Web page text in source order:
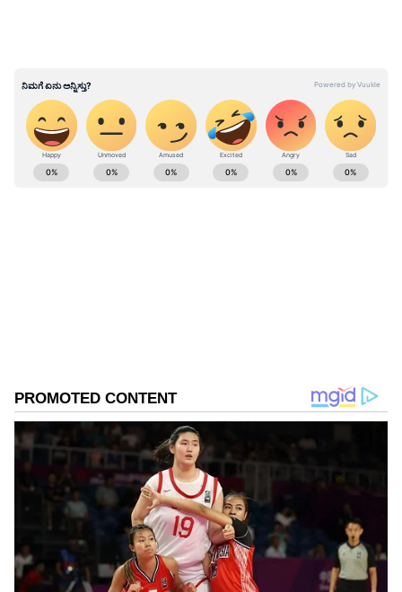
ಚಿತ್ತಾರ ಮೂಡಿಸಿತು. .
ABOUT THE AUTHOR